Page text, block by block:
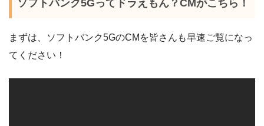
ソフトバンク5Gってドラえもん？CMがこちら！
まずは、ソフトバンク5GのCMを皆さんも早速ご覧になっ
てください！